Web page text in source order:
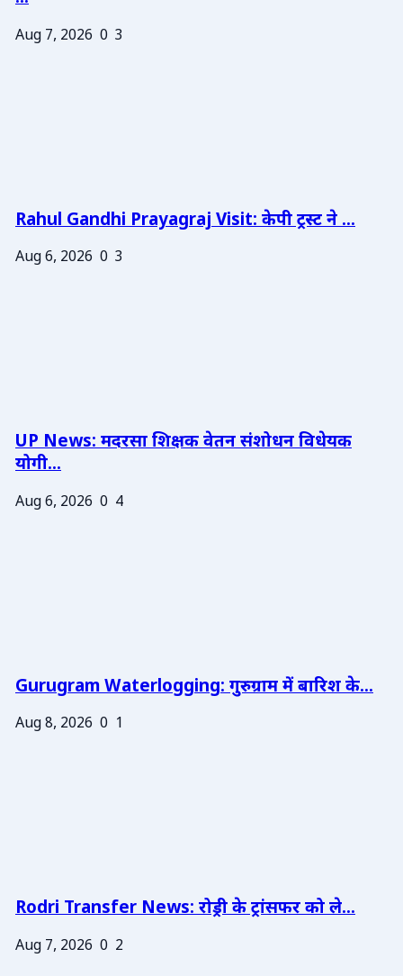
Aug 7, 2026 0 3
Rahul Gandhi Prayagraj Visit: केपी ट्रस्ट ने ...
Aug 6, 2026 0 3
UP News: मदरसा शिक्षक वेतन संशोधन विधेयक
योगी...
Aug 6, 2026 0 4
Gurugram Waterlogging: गुरुग्राम में बारिश के...
Aug 8, 2026 0 1
Rodri Transfer News: रोड्री के ट्रांसफर को ले...
Aug 7, 2026 0 2